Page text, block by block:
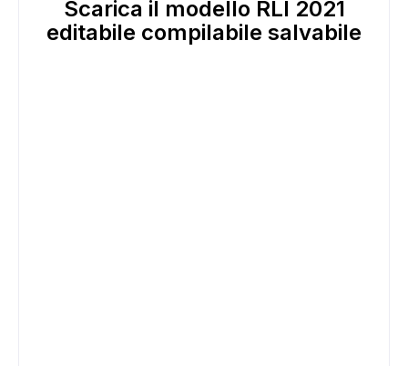
Scarica il modello RLI 2021
editabile compilabile salvabile